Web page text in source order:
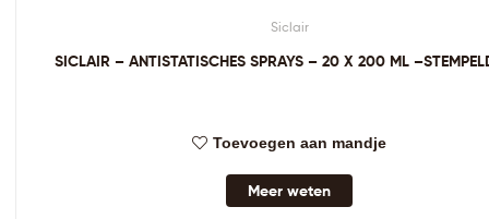
Siclair
SICLAIR – ANTISTATISCHES SPRAYS – 20 X 200 ML
Toevoegen aan mandje
Meer weten